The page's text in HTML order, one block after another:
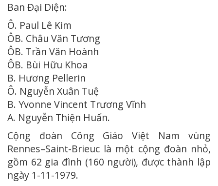
Ban Đại Diện:
Ô. Paul Lê Kim
ÔB. Châu Văn Tương
ÔB. Trần Văn Hoành
ÔB. Bùi Hữu Khoa
B. Hương Pellerin
Ô. Nguyễn Xuân Tuệ
B. Yvonne Vincent Trương Vĩnh
A. Nguyễn Thiện Huấn.
Cộng đoàn Công Giáo Việt Nam vùng
Rennes–Saint-Brieuc là một cộng đoàn nhỏ,
gồm 62 gia đình (160 người), được thành lập
ngày 1-11-1979.